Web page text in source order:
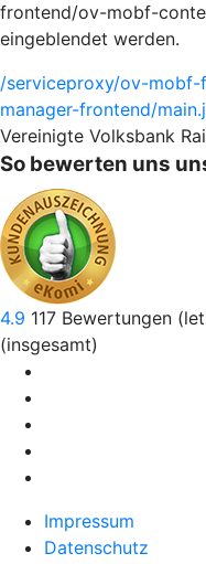
frontend/ov-mobf-
eingeblendet werden.
/serviceproxy/ov-
manager-frontend/
Vereinigte Volksbank
So bewerten uns
4.9 117 Bewertungen
(insgesamt)
Impressum
Datenschutz